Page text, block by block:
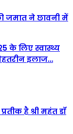
जमात ने छावनी में
के लिए स्वास्थ्य
इलाज…
है श्री महंत डॉ